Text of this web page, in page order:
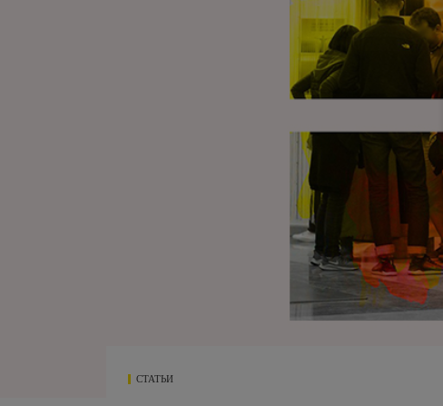
СТАТЬИ